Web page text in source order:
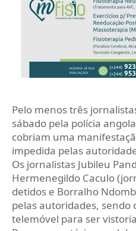
Pelo menos três
sábado pela polícia
cobriam uma
impedida pelas
Os jornalistas Jubileu
Hermenegildo Caculo
detidos e Borralho
pelas autoridades,
telemóvel para ser